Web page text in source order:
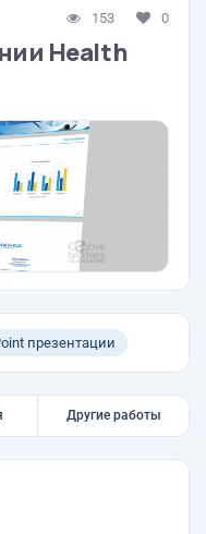
153 0
Health
презентации
Другие работы